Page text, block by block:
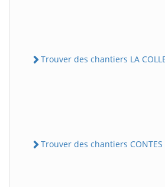
Trouver des chantiers LA
Trouver des chantiers CONTES